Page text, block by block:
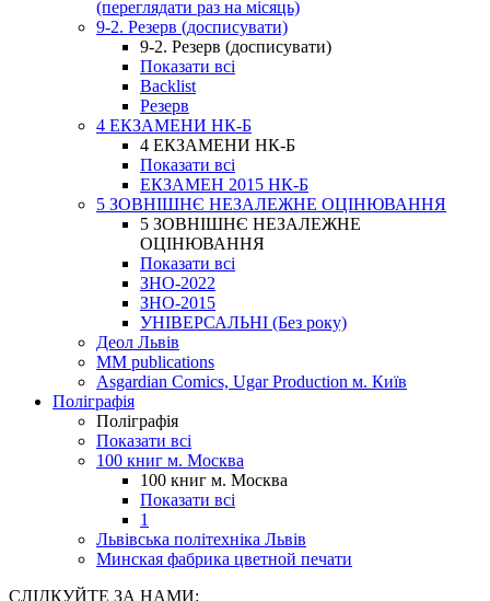
(переглядати раз на місяць)
9-2. Резерв (досписувати)
9-2. Резерв (досписувати)
Показати всі
Backlist
Резерв
4 ЕКЗАМЕНИ НК-Б
4 ЕКЗАМЕНИ НК-Б
Показати всі
ЕКЗАМЕН 2015 НК-Б
5 ЗОВНІШНЄ НЕЗАЛЕЖНЕ ОЦІНЮВАННЯ
5 ЗОВНІШНЄ НЕЗАЛЕЖНЕ
ОЦІНЮВАННЯ
Показати всі
ЗНО-2022
ЗНО-2015
УНІВЕРСАЛЬНІ (Без року)
Деол Львів
MM publications
Asgardian Comics, Ugar Production м. Київ
Поліграфія
Поліграфія
Показати всі
100 книг м. Москва
100 книг м. Москва
Показати всі
1
Львівська політехніка Львів
Минская фабрика цветной печати
СЛІДКУЙТЕ ЗА НАМИ: